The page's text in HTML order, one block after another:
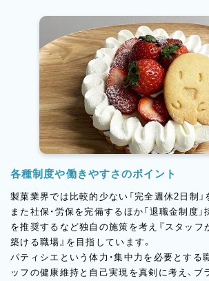
各種制度や働きやすさのポイント
製菓業界では比較的少ない「完全週休2日制」
また社保・労保を完備するほか「退職金制度」
を推奨するなど独自の施策を考え『スタッフ
築ける職場』を目指しています。
パティシエという体力・集中力を必要とする
ッフの健康維持と自己実現を真剣に考え、ブ